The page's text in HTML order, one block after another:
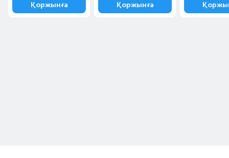
Қоржынға Қоржынға